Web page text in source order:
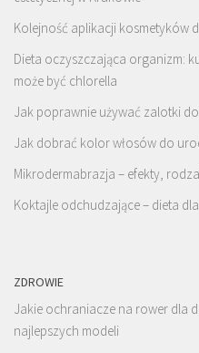
Kolejność aplikacji kosmetyków
Dieta oczyszczająca organizm:
może być chlorella
Jak poprawnie używać zalotki
Jak dobrać kolor włosów do
Mikrodermabrazja – efekty,
Koktajle odchudzające – dieta
ZDROWIE
Jakie ochraniacze na rower dla
najlepszych modeli